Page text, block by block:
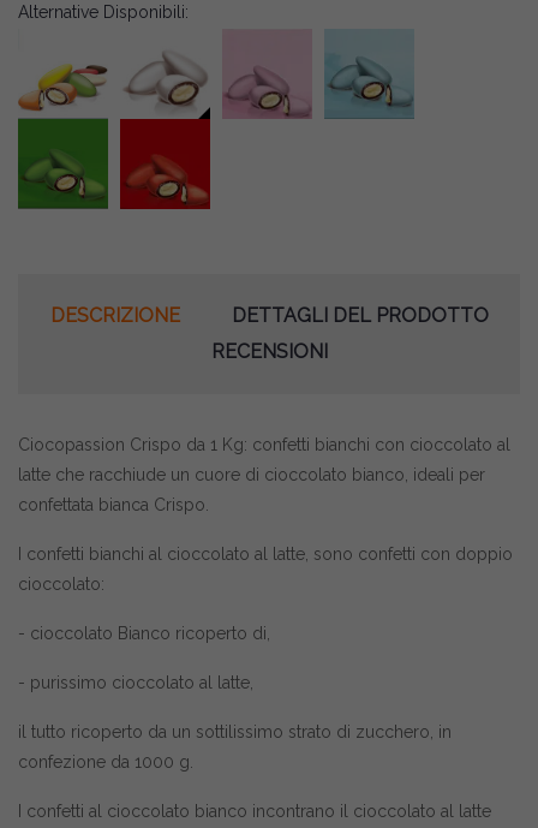
Alternative Disponibili:
DESCRIZIONE
DETTAGLI DEL PRODOTTO
RECENSIONI
Ciocopassion Crispo da 1 Kg: confetti bianchi con cioccolato al
latte che racchiude un cuore di cioccolato bianco, ideali per
confettata bianca Crispo.
I confetti bianchi al cioccolato al latte, sono confetti con doppio
cioccolato:
- cioccolato Bianco ricoperto di,
- purissimo cioccolato al latte,
il tutto ricoperto da un sottilissimo strato di zucchero, in
confezione da 1000 g.
I confetti al cioccolato bianco incontrano il cioccolato al latte